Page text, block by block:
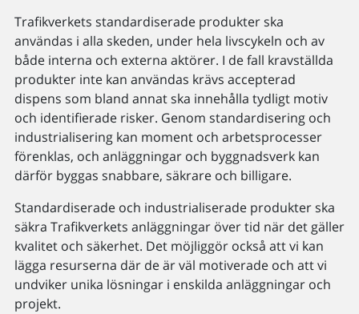
Trafikverkets standardiserade produkter ska
användas i alla skeden, under hela livscykeln och av
både interna och externa aktörer. I de fall kravställda
produkter inte kan användas krävs accepterad
dispens som bland annat ska innehålla tydligt motiv
och identifierade risker. Genom standardisering och
industrialisering kan moment och arbetsprocesser
förenklas, och anläggningar och byggnadsverk kan
därför byggas snabbare, säkrare och billigare.
Standardiserade och industrialiserade produkter ska
säkra Trafikverkets anläggningar över tid när det gäller
kvalitet och säkerhet. Det möjliggör också att vi kan
lägga resurserna där de är väl motiverade och att vi
undviker unika lösningar i enskilda anläggningar och
projekt.